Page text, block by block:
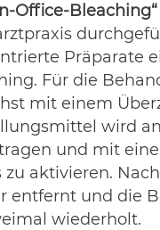
Office-Bleaching“
Präparate
Für die
mit einem
wird
und mit
zu aktivieren.
entfernt und die
wiederholt.